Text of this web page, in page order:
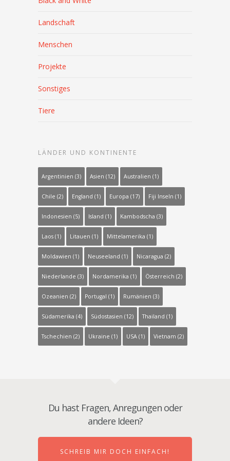
Landschaft
Menschen
Projekte
Sonstiges
Tiere
LÄNDER UND KONTINENTE
Argentinien (3) Asien (12) Australien (1)
Chile (2) England (1) Europa (17) Fiji Inseln (1)
Indonesien (5) Island (1) Kambodscha (3)
Laos (1) Litauen (1) Mittelamerika (1)
Moldawien (1) Neuseeland (1) Nicaragua (2)
Niederlande (3) Nordamerika (1) Österreich (2)
Ozeanien (2) Portugal (1) Rumänien (3)
Südamerika (4) Südostasien (12) Thailand (1)
Tschechien (2) Ukraine (1) USA (1) Vietnam (2)
Du hast Fragen, Anregungen oder
andere Ideen?
SCHREIB MIR DOCH EINFACH!